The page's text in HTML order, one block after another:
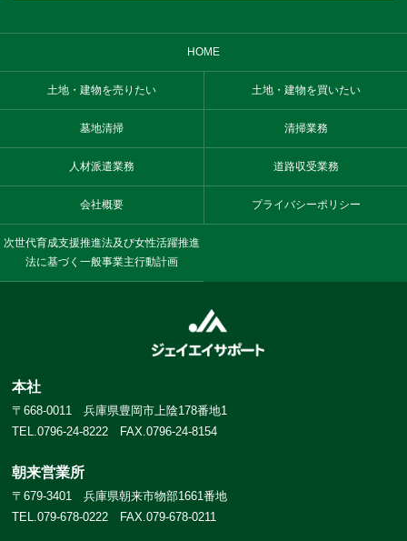
HOME
土地・建物を売りたい 土地・建物を買いたい
墓地清掃 清掃業務
人材派遣業務 道路収受業務
会社概要 プライバシーポリシー
次世代育成支援推進法及び女性活躍推進
法に基づく一般事業主行動計画
本社
〒668-0011 兵庫県豊岡市上陰178番地1
TEL.0796-24-8222 FAX.0796-24-8154
朝来営業所
〒679-3401 兵庫県朝来市物部1661番地
TEL.079-678-0222 FAX.079-678-0211